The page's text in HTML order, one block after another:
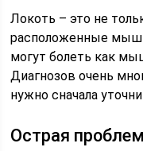
Локоть – это не
расположенные
могут болеть как
Диагнозов очень
нужно сначала
Острая